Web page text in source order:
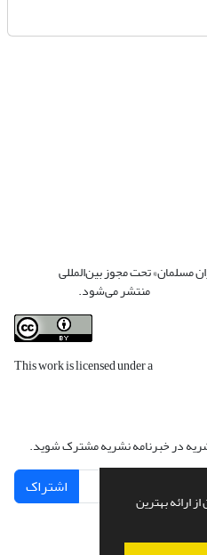
ارائه بهترین
مسلمان» تحت مجوز بین‌المللی
منتشر می‌شود.
This work is licensed under a
در خبرنامه نشریه مشترک شوید.
اشتراک